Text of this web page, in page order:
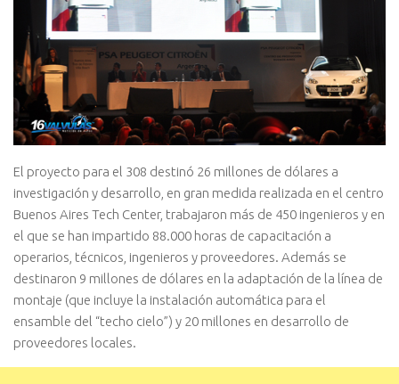
El proyecto para el 308 destinó 26 millones de dólares a
investigación y desarrollo, en gran medida realizada en el centro
Buenos Aires Tech Center, trabajaron más de 450 ingenieros y en
el que se han impartido 88.000 horas de capacitación a
operarios, técnicos, ingenieros y proveedores. Además se
destinaron 9 millones de dólares en la adaptación de la línea de
montaje (que incluye la instalación automática para el
ensamble del “techo cielo”) y 20 millones en desarrollo de
proveedores locales.